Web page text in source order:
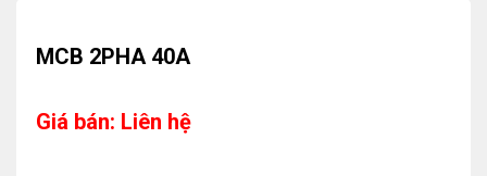
MCB 2PHA 40A
Giá bán: Liên hệ